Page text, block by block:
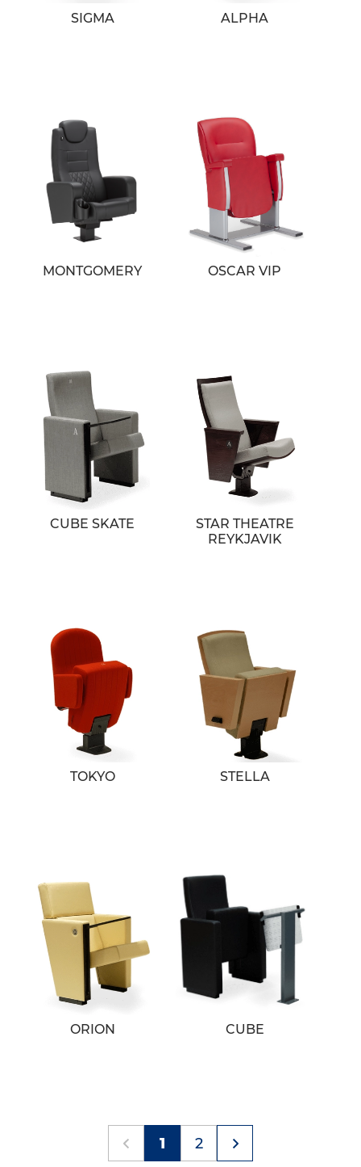
SIGMA ALPHA
MONTGOMERY OSCAR VIP
CUBE SKATE
STAR THEATRE
REYKJAVIK
TOKYO STELLA
ORION CUBE
1 2